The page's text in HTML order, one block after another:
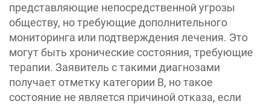
представляющие непосредственной угрозы
обществу, но требующие дополнительного
мониторинга или подтверждения лечения. Это
могут быть хронические состояния, требующие
терапии. Заявитель с такими диагнозами
получает отметку категории B, но такое
состояние не является причиной отказа, если